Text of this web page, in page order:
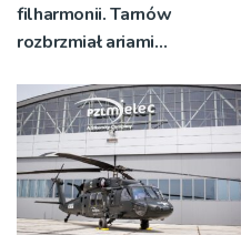
filharmonii. Tarnów
rozbrzmiał ariami